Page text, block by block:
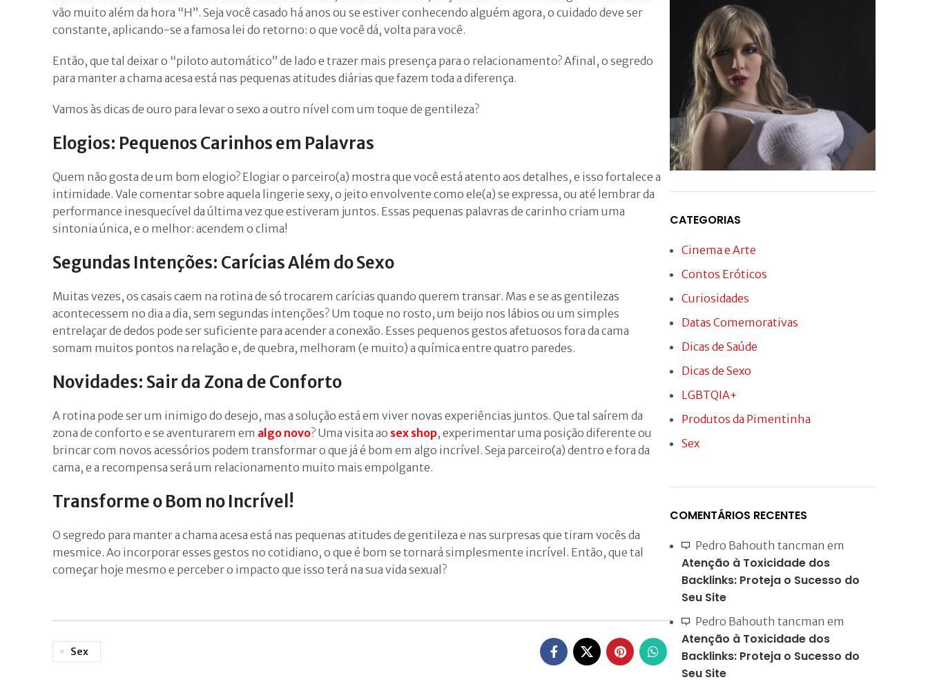
vão muito além da hora “H”. Seja você casado há anos ou se estiver conhecendo alguém agora, o cuidado deve ser
constante, aplicando-se a famosa lei do retorno: o que você dá, volta para você.
Então, que tal deixar o “piloto automático” de lado e trazer mais presença para o relacionamento? Afinal, o segredo
para manter a chama acesa está nas pequenas atitudes diárias que fazem toda a diferença.
Vamos às dicas de ouro para levar o sexo a outro nível com um toque de gentileza?
Elogios: Pequenos Carinhos em Palavras
Quem não gosta de um bom elogio? Elogiar o parceiro(a) mostra que você está atento aos detalhes, e isso fortalece a
intimidade. Vale comentar sobre aquela lingerie sexy, o jeito envolvente como ele(a) se expressa, ou até lembrar da
performance inesquecível da última vez que estiveram juntos. Essas pequenas palavras de carinho criam uma
sintonia única, e o melhor: acendem o clima!
Segundas Intenções: Carícias Além do Sexo
Muitas vezes, os casais caem na rotina de só trocarem carícias quando querem transar. Mas e se as gentilezas
acontecessem no dia a dia, sem segundas intenções? Um toque no rosto, um beijo nos lábios ou um simples
entrelaçar de dedos pode ser suficiente para acender a conexão. Esses pequenos gestos afetuosos fora da cama
somam muitos pontos na relação e, de quebra, melhoram (e muito) a química entre quatro paredes.
Novidades: Sair da Zona de Conforto
A rotina pode ser um inimigo do desejo, mas a solução está em viver novas experiências juntos. Que tal saírem da
zona de conforto e se aventurarem em algo novo? Uma visita ao sex shop, experimentar uma posição diferente ou
brincar com novos acessórios podem transformar o que já é bom em algo incrível. Seja parceiro(a) dentro e fora da
cama, e a recompensa será um relacionamento muito mais empolgante.
Transforme o Bom no Incrível!
O segredo para manter a chama acesa está nas pequenas atitudes de gentileza e nas surpresas que tiram vocês da
mesmice. Ao incorporar esses gestos no cotidiano, o que é bom se tornará simplesmente incrível. Então, que tal
começar hoje mesmo e perceber o impacto que isso terá na sua vida sexual?
Sex
Boneca Sexual Ultra
CATEGORIAS
Cinema e Arte
Contos Eróticos
Curiosidades
Datas Comemorativas
Dicas de Saúde
Dicas de Sexo
LGBTQIA+
Produtos da Pimentinha
Sex
COMENTÁRIOS RECENTES
Pedro Bahouth tancman em
Atenção à Toxicidade dos
Backlinks: Proteja o Sucesso do
Seu Site
Pedro Bahouth tancman em
Atenção à Toxicidade dos
Backlinks: Proteja o Sucesso do
Seu Site